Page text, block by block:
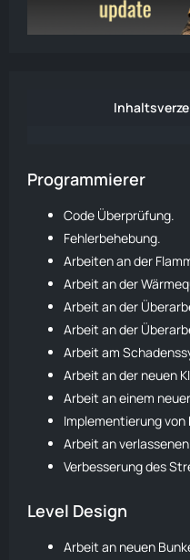
Programmierer
Code Überprüfung.
Fehlerbehebung.
Arbeiten an der
Arbeit an der
Arbeit an der
Arbeit an der
Arbeit am
Arbeit an der neuen
Arbeit an einem
Implementierung
Arbeit an
Verbesserung des
Level Design
Arbeit an neuen